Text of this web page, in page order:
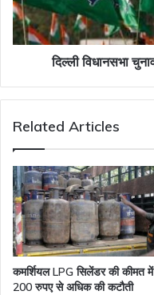
जारी
की
पहली
दिल्ली विधानसभा
Related Articles
कमर्शियल LPG सिलेंडर की कीमत में
200 रुपए से अधिक की कटौती